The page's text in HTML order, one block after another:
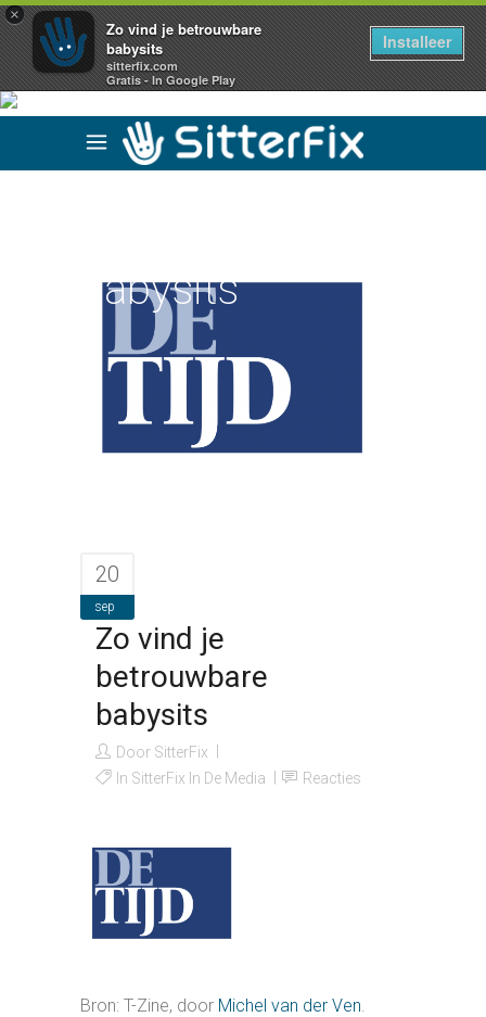
×
Zo vind je betrouwbare
babysits
sitterfix.com
Gratis - In Google Play
Installeer
babysits
20
sep
Zo vind je
betrouwbare
babysits
Door SitterFix
In SitterFix In De Media Reacties
Bron: T-Zine, door Michel van der Ven.